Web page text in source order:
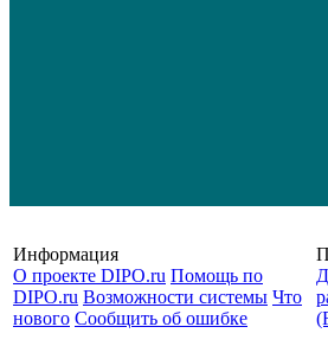
Информация
О проекте DIPO.ru Помощь по
DIPO.ru Возможности системы Что
нового Сообщить об ошибке